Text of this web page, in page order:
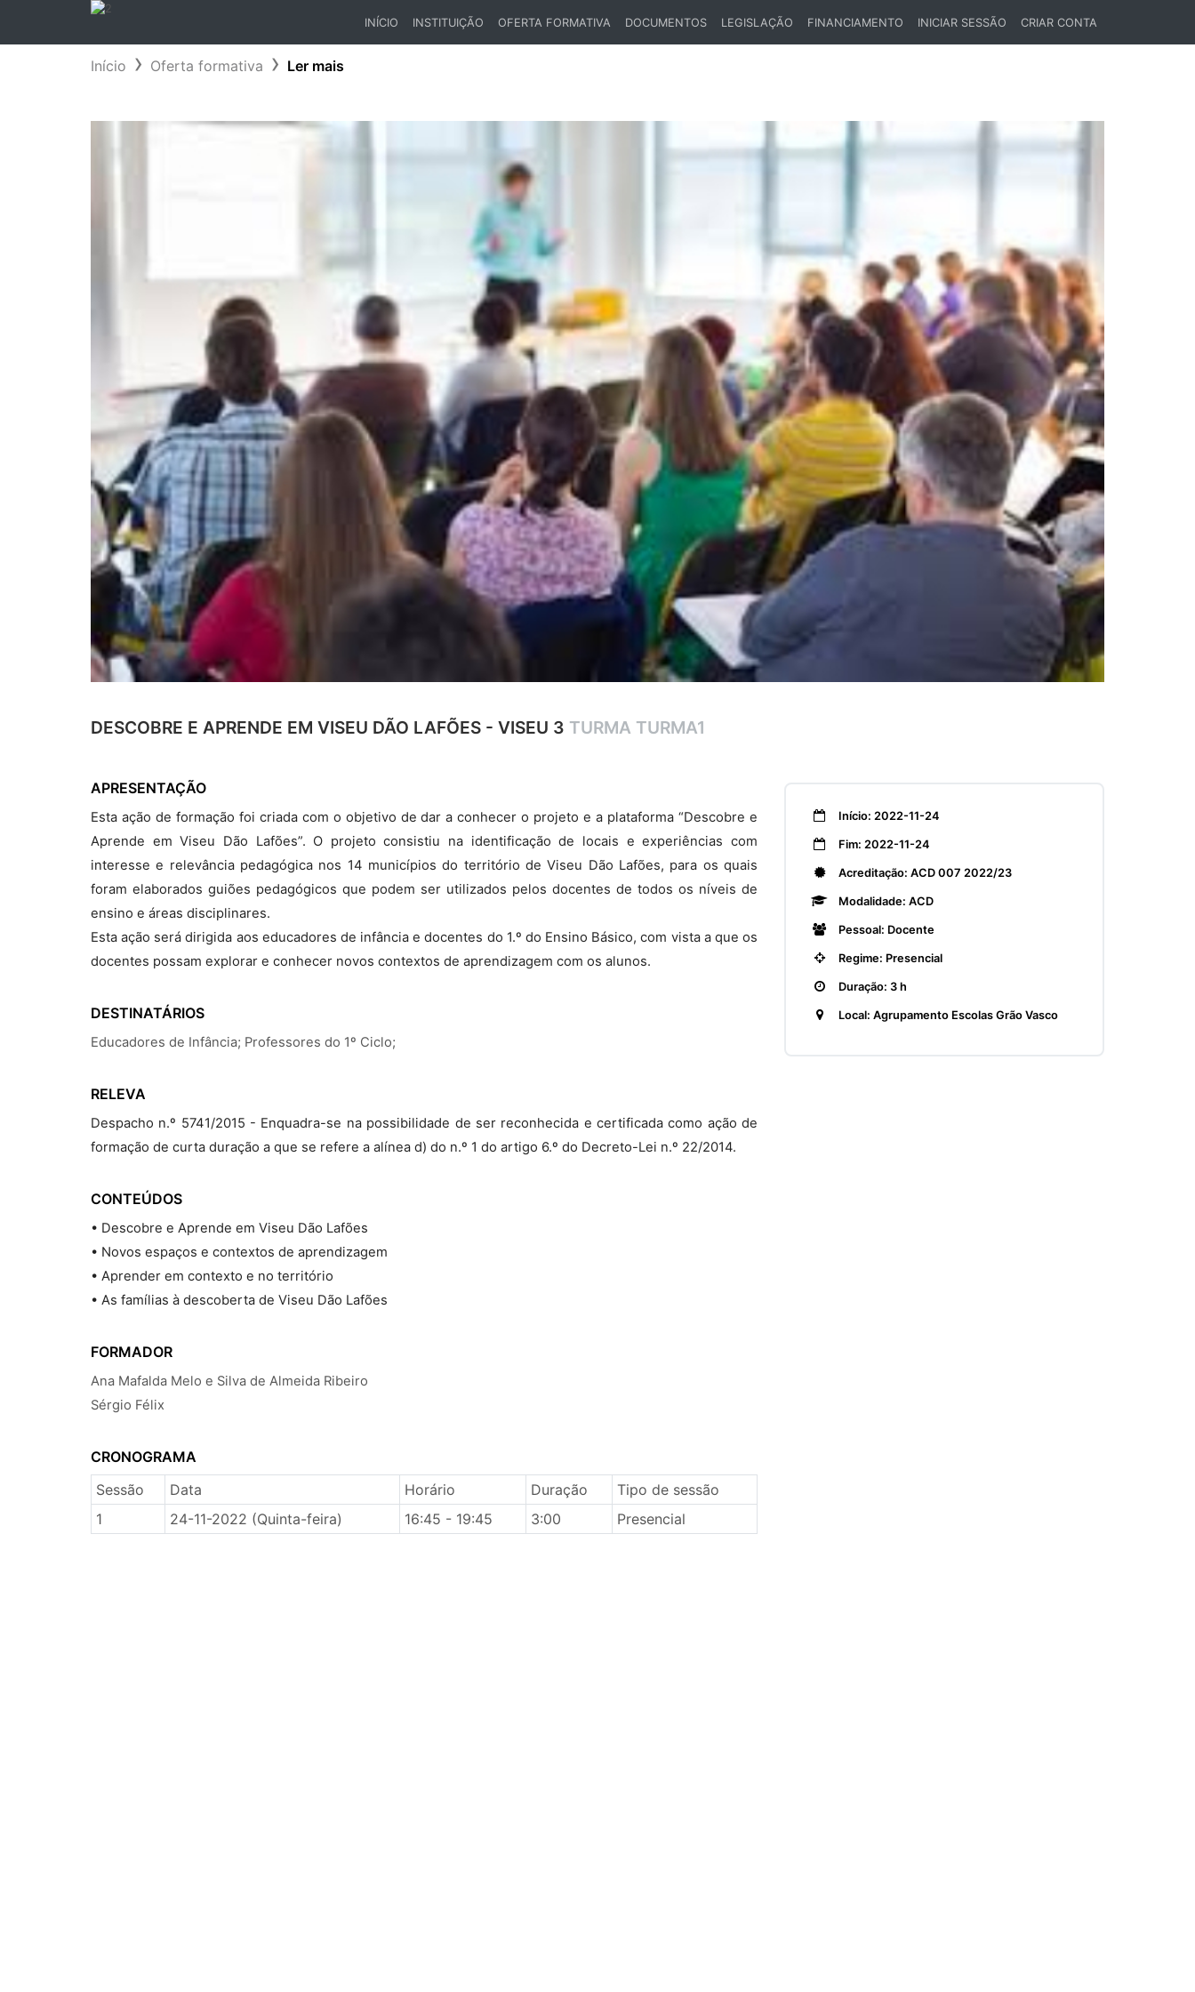
INÍCIO
INSTITUIÇÃO OFERTA FORMATIVA DOCUMENTOS LEGISLAÇÃO FINANCIAMENTO INICIAR SESSÃO CRIAR CONTA
Início Oferta formativa Ler mais
DESCOBRE E APRENDE EM VISEU DÃO LAFÕES - VISEU 3 TURMA TURMA1
APRESENTAÇÃO
Esta ação de formação foi criada com o objetivo de dar a conhecer o projeto e a plataforma “Descobre e
Aprende em Viseu Dão Lafões”. O projeto consistiu na identificação de locais e experiências com
interesse e relevância pedagógica nos 14 municípios do território de Viseu Dão Lafões, para os quais
foram elaborados guiões pedagógicos que podem ser utilizados pelos docentes de todos os níveis de
ensino e áreas disciplinares.
Esta ação será dirigida aos educadores de infância e docentes do 1.º do Ensino Básico, com vista a que os
docentes possam explorar e conhecer novos contextos de aprendizagem com os alunos.
DESTINATÁRIOS
Educadores de Infância; Professores do 1º Ciclo;
RELEVA
Despacho n.º 5741/2015 - Enquadra-se na possibilidade de ser reconhecida e certificada como ação de
formação de curta duração a que se refere a alínea d) do n.º 1 do artigo 6.º do Decreto-Lei n.º 22/2014.
CONTEÚDOS
• Descobre e Aprende em Viseu Dão Lafões
• Novos espaços e contextos de aprendizagem
• Aprender em contexto e no território
• As famílias à descoberta de Viseu Dão Lafões
FORMADOR
Ana Mafalda Melo e Silva de Almeida Ribeiro
Sérgio Félix
CRONOGRAMA
Sessão
Data Horário Duração
Tipo de sessão
1
24-11-2022 (Quinta-feira) 16:45 - 19:45 3:00 Presencial
Início: 2022-11-24
Fim: 2022-11-24
Acreditação: ACD 007 2022/23
Modalidade: ACD
Pessoal: Docente
Regime: Presencial
Duração: 3 h
Local: Agrupamento Escolas Grão Vasco